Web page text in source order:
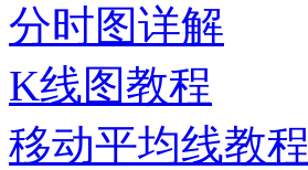
分时图详解
K线图教程
移动平均线教程